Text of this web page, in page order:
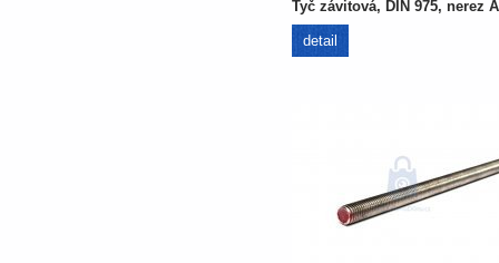
Tyč závitová, DIN 975, nerez
detail